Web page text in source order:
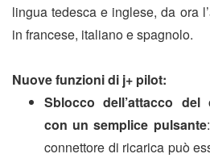
lingua tedesca e inglese, da ora
in francese, italiano e spagnolo.
Nuove funzioni di j+ pilot:
Sblocco dell’attacco
con un semplice pulsante
connettore di ricarica può